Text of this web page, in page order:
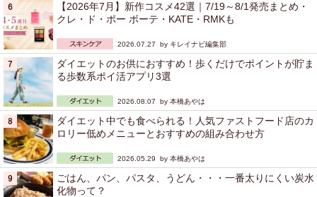
【2026年7月】新作コスメ42選｜7/19～8/1発売まとめ・
クレ・ド・ポー ボーテ・KATE・RMKも
2026.07.27 by キレイナビ編集部
ダイエットのお供におすすめ！歩くだけでポイントが貯ま
る歩数系ポイ活アプリ3選
2026.08.07 by 本橋あやは
ダイエット中でも食べられる！人気ファストフード店のカ
ロリー低めメニューとおすすめの組み合わせ方
2026.05.29 by 本橋あやは
ごはん、パン、パスタ、うどん・・・一番太りにくい炭水
化物って？